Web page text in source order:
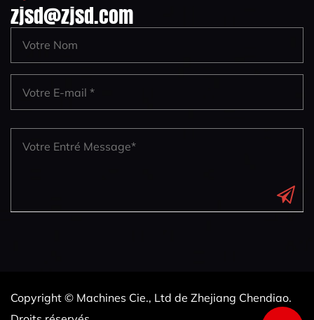
zjsd@zjsd.com
Copyright © Machines Cie., Ltd de Zhejiang Chendiao.